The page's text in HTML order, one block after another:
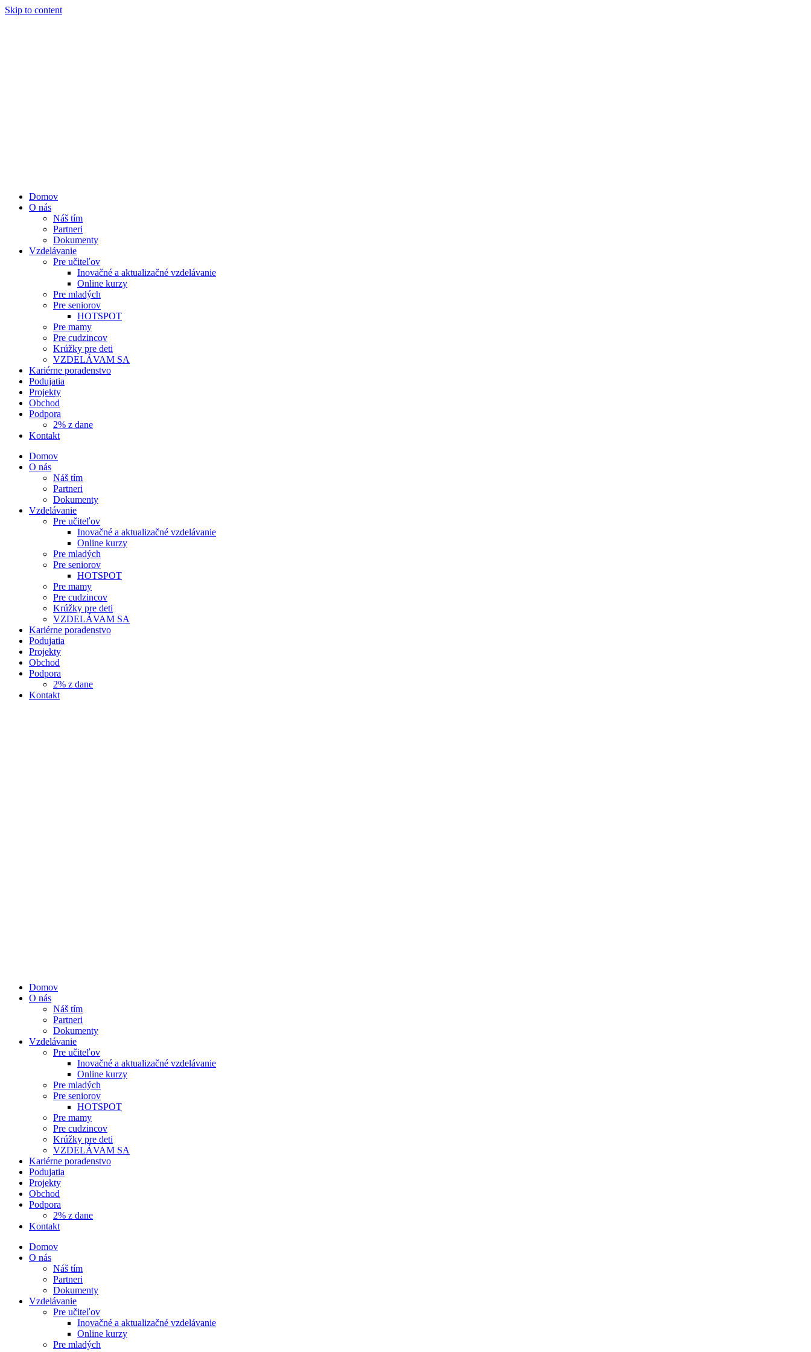
Skip to content
Domov
O nás
Náš tím
Partneri
Dokumenty
Vzdelávanie
Pre učiteľov
Inovačné a aktualizačné vzdelávanie
Online kurzy
Pre mladých
Pre seniorov
HOTSPOT
Pre mamy
Pre cudzincov
Krúžky pre deti
VZDELÁVAM SA
Kariérne poradenstvo
Podujatia
Projekty
Obchod
Podpora
2% z dane
Kontakt
Domov
O nás
Náš tím
Partneri
Dokumenty
Vzdelávanie
Pre učiteľov
Inovačné a aktualizačné vzdelávanie
Online kurzy
Pre mladých
Pre seniorov
HOTSPOT
Pre mamy
Pre cudzincov
Krúžky pre deti
VZDELÁVAM SA
Kariérne poradenstvo
Podujatia
Projekty
Obchod
Podpora
2% z dane
Kontakt
Domov
O nás
Náš tím
Partneri
Dokumenty
Vzdelávanie
Pre učiteľov
Inovačné a aktualizačné vzdelávanie
Online kurzy
Pre mladých
Pre seniorov
HOTSPOT
Pre mamy
Pre cudzincov
Krúžky pre deti
VZDELÁVAM SA
Kariérne poradenstvo
Podujatia
Projekty
Obchod
Podpora
2% z dane
Kontakt
Domov
O nás
Náš tím
Partneri
Dokumenty
Vzdelávanie
Pre učiteľov
Inovačné a aktualizačné vzdelávanie
Online kurzy
Pre mladých